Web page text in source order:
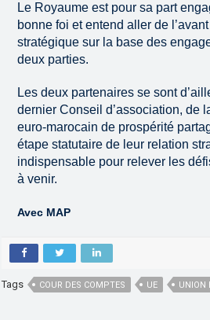
Le Royaume est pour sa part
bonne foi et entend aller de
stratégique sur la base des
deux parties.
Les deux partenaires se sont
dernier Conseil d’association, de
euro-marocain de prospérité
étape statutaire de leur relation
indispensable pour relever les
à venir.
Avec MAP
Tags COUR DES COMPTES UE UNION